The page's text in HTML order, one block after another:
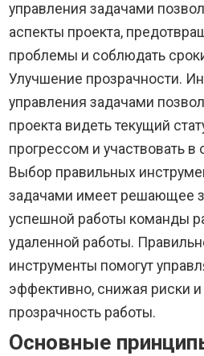
управления задачами
аспекты проекта,
проблемы и соблюдать
Улучшение прозрачности.
управления задачами
проекта видеть текущий
прогрессом и участвовать в
Выбор правильных
задачами имеет решающее
успешной работы команды
удаленной работы.
инструменты помогут
эффективно, снижая риски
прозрачность работы.
Основные